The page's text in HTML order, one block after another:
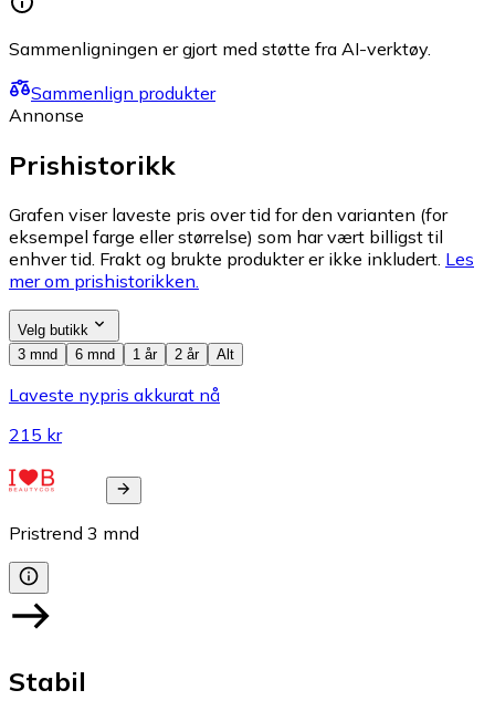
Sammenligningen er gjort med støtte fra AI-verktøy.
Sammenlign produkter
Annonse
Prishistorikk
Grafen viser laveste pris over tid for den varianten (for
eksempel farge eller størrelse) som har vært billigst til
enhver tid. Frakt og brukte produkter er ikke inkludert. Les
mer om prishistorikken.
Velg butikk
3 mnd
6 mnd 1 år 2 år Alt
Laveste nypris akkurat nå
215 kr
Pristrend 3 mnd
Stabil